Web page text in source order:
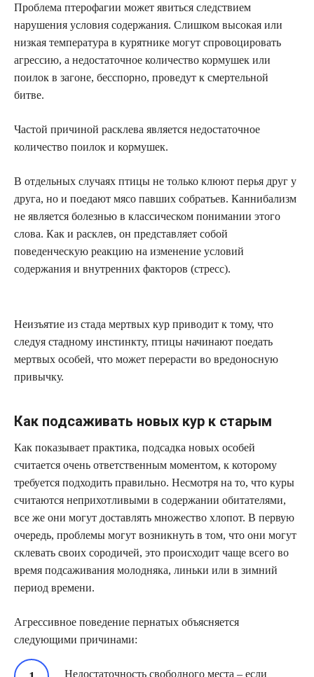
Проблема птерофагии может явиться следствием
нарушения условия содержания. Слишком высокая или
низкая температура в курятнике могут спровоцировать
агрессию, а недостаточное количество кормушек или
поилок в загоне, бесспорно, проведут к смертельной
битве.
Частой причиной расклева является недостаточное
количество поилок и кормушек.
В отдельных случаях птицы не только клюют перья друг у
друга, но и поедают мясо павших собратьев. Каннибализм
не является болезнью в классическом понимании этого
слова. Как и расклев, он представляет собой
поведенческую реакцию на изменение условий
содержания и внутренних факторов (стресс).
Неизъятие из стада мертвых кур приводит к тому, что
следуя стадному инстинкту, птицы начинают поедать
мертвых особей, что может перерасти во вредоносную
привычку.
Как подсаживать новых кур к старым
Как показывает практика, подсадка новых особей
считается очень ответственным моментом, к которому
требуется подходить правильно. Несмотря на то, что куры
считаются неприхотливыми в содержании обитателями,
все же они могут доставлять множество хлопот. В первую
очередь, проблемы могут возникнуть в том, что они могут
склевать своих сородичей, это происходит чаще всего во
время подсаживания молодняка, линьки или в зимний
период времени.
Агрессивное поведение пернатых объясняется
следующими причинами:
Недостаточность свободного места – если